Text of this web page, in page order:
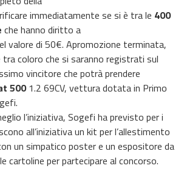
immediatamente se si è tra le 400
che hanno diritto a
valore di 50€. Apromozione terminata,
tra coloro che si saranno registrati sul
vincitore che potrà prendere
5001.2 69CV, vettura dotata in Primo
l’iniziativa, Sogefi ha previsto per i
all’iniziativa un kit per l’allestimento
un simpatico poster e un espositore da
cartoline per partecipare al concorso.